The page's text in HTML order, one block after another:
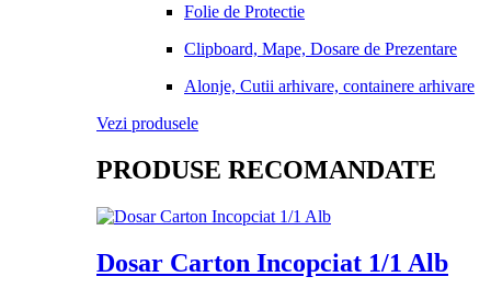
Folie de Protectie
Clipboard, Mape, Dosare de Prezentare
Alonje, Cutii arhivare, containere arhivare
Vezi produsele
PRODUSE RECOMANDATE
Dosar Carton Incopciat 1/1 Alb